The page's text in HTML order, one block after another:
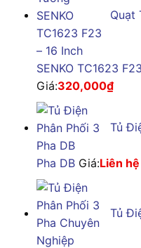
Quạt
SENKO TC1623
Giá:320,000₫
Tủ
Pha DB Giá:Liên hệ
Tủ